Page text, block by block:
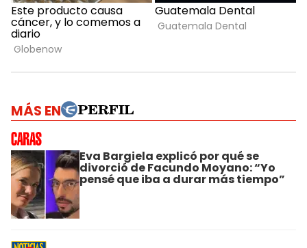
MÁS EN
Eva Bargiela explicó por qué se
divorció de Facundo Moyano: “Yo
pensé que iba a durar más tiempo”